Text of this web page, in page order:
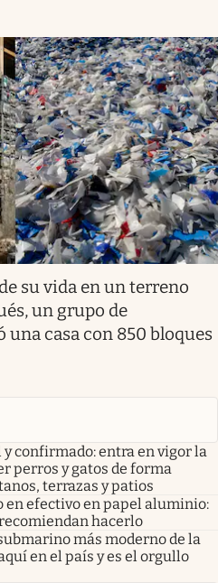
su vida en un terreno
un grupo de
casa con 850 bloques
y confirmado: entra en vigor la
perros y gatos de forma
terrazas y patios
en efectivo en papel aluminio:
hacerlo
más moderno de la
en el país y es el orgullo